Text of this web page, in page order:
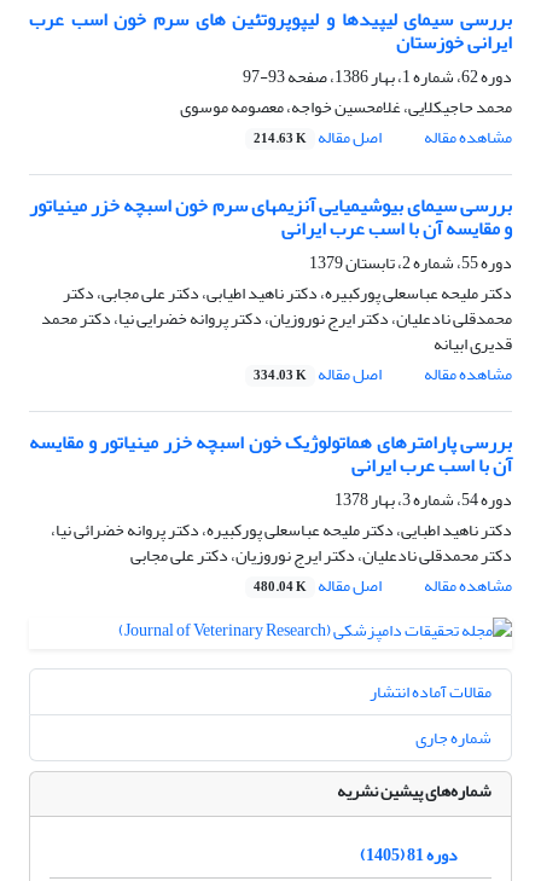
بررسی سیمای لیپیدها و لیپوپروتئین های سرم خون اسب عرب
ایرانی خوزستان
دوره 62، شماره 1، بهار 1386، صفحه
93-97
محمد حاجیکلایی، غلامحسین خواجه، معصومه موسوی
مشاهده مقاله
اصل مقاله 214.63 K
بررسی سیمای بیوشیمیایی آنزیمهای سرم خون اسبچه خزر مینیاتور
و مقایسه آن با اسب عرب ایرانی
دوره 55، شماره 2، تابستان 1379
دکتر ملیحه عباسعلی پورکبیره، دکتر ناهید اطیابی، دکتر علی مجابی، دکتر
محمدقلی نادعلیان، دکتر ایرج نوروزیان، دکتر پروانه خضرایی نیا، دکتر محمد
قدیری ابیانه
مشاهده مقاله
اصل مقاله 334.03 K
بررسی پارامترهای هماتولوژیک خون اسبچه خزر مینیاتور و مقایسه
آن با اسب عرب ایرانی
دوره 54، شماره 3، بهار 1378
دکتر ناهید اطبایی، دکتر ملیحه عباسعلی پورکبیره، دکتر پروانه خضرائی نیا،
دکتر محمدقلی نادعلیان، دکتر ایرج نوروزیان، دکتر علی مجابی
مشاهده مقاله
اصل مقاله 480.04 K
مقالات آماده انتشار
شماره جاری
شماره‌های پیشین نشریه
دوره 81 (1405)